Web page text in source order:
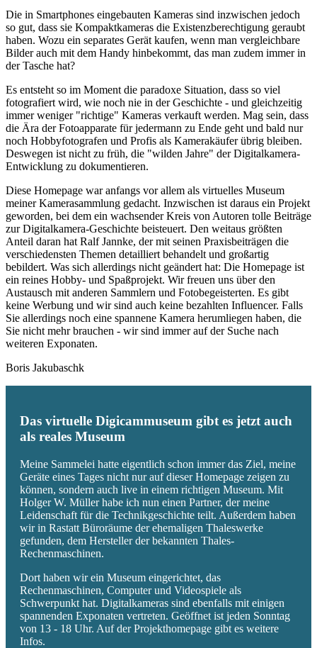
Die in Smartphones eingebauten Kameras sind inzwischen jedoch
so gut, dass sie Kompaktkameras die Existenzberechtigung geraubt
haben. Wozu ein separates Gerät kaufen, wenn man vergleichbare
Bilder auch mit dem Handy hinbekommt, das man zudem immer in
der Tasche hat?
Es entsteht so im Moment die paradoxe Situation, dass so viel
fotografiert wird, wie noch nie in der Geschichte - und gleichzeitig
immer weniger "richtige" Kameras verkauft werden. Mag sein, dass
die Ära der Fotoapparate für jedermann zu Ende geht und bald nur
noch Hobbyfotografen und Profis als Kamerakäufer übrig bleiben.
Deswegen ist nicht zu früh, die "wilden Jahre" der Digitalkamera-
Entwicklung zu dokumentieren.
Diese Homepage war anfangs vor allem als virtuelles Museum
meiner Kamerasammlung gedacht. Inzwischen ist daraus ein Projekt
geworden, bei dem ein wachsender Kreis von Autoren tolle Beiträge
zur Digitalkamera-Geschichte beisteuert. Den weitaus größten
Anteil daran hat Ralf Jannke, der mit seinen Praxisbeiträgen die
verschiedensten Themen detailliert behandelt und großartig
bebildert. Was sich allerdings nicht geändert hat: Die Homepage ist
ein reines Hobby- und Spaßprojekt. Wir freuen uns über den
Austausch mit anderen Sammlern und Fotobegeisterten. Es gibt
keine Werbung und wir sind auch keine bezahlten Influencer. Falls
Sie allerdings noch eine spannene Kamera herumliegen haben, die
Sie nicht mehr brauchen - wir sind immer auf der Suche nach
weiteren Exponaten.
Boris Jakubaschk
Das virtuelle Digicammuseum gibt es jetzt auch
als reales Museum
Meine Sammelei hatte eigentlich schon immer das Ziel, meine
Geräte eines Tages nicht nur auf dieser Homepage zeigen zu
können, sondern auch live in einem richtigen Museum. Mit
Holger W. Müller habe ich nun einen Partner, der meine
Leidenschaft für die Technikgeschichte teilt. Außerdem haben
wir in Rastatt Büroräume der ehemaligen Thaleswerke
gefunden, dem Hersteller der bekannten Thales-
Rechenmaschinen.
Dort haben wir ein Museum eingerichtet, das
Rechenmaschinen, Computer und Videospiele als
Schwerpunkt hat. Digitalkameras sind ebenfalls mit einigen
spannenden Exponaten vertreten. Geöffnet ist jeden Sonntag
von 13 - 18 Uhr. Auf der Projekthomepage gibt es weitere
Infos.